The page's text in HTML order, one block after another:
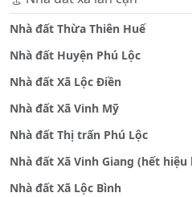
Nhà đất Thừa Thiên Huế
Nhà đất Huyện Phú Lộc
Nhà đất Xã Lộc Điền
Nhà đất Xã Vinh Mỹ
Nhà đất Thị trấn Phú Lộc
Nhà đất Xã Vinh Giang (hết hiệu
Nhà đất Xã Lộc Bình